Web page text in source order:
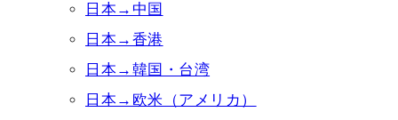
日本→中国
日本→香港
日本→韓国・台湾
日本→欧米（アメリカ）